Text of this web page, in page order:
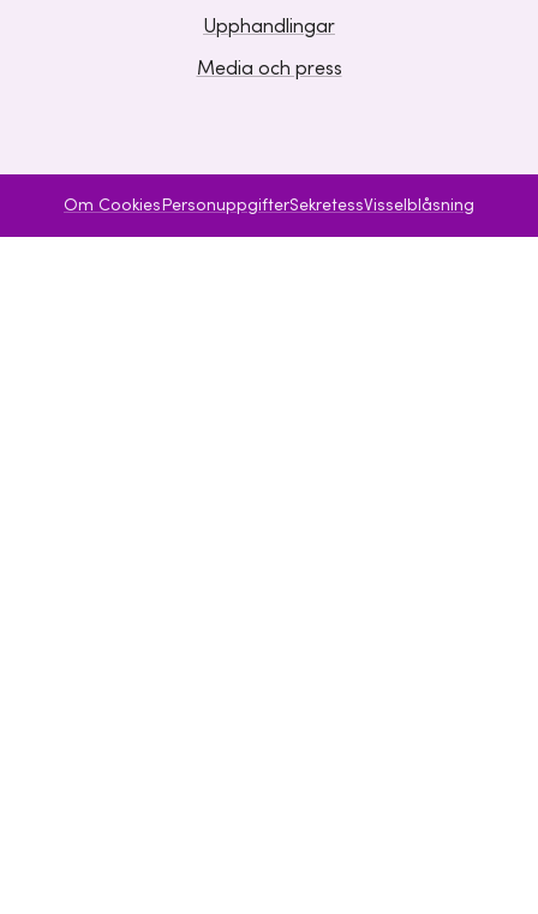
Upphandlingar
Media och press
Om Cookies PersonuppgifterSekretessVisselblåsning